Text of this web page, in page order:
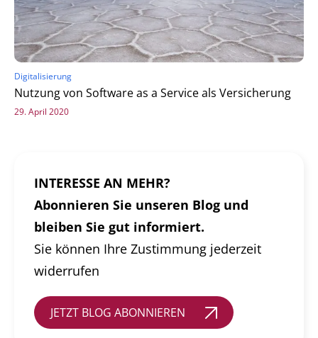
Digitalisierung
Nutzung von Software as a Service als Versicherung
29. April 2020
INTERESSE AN MEHR?
Abonnieren Sie unseren Blog und
bleiben Sie gut informiert.
Sie können Ihre Zustimmung jederzeit
widerrufen
JETZT BLOG ABONNIEREN